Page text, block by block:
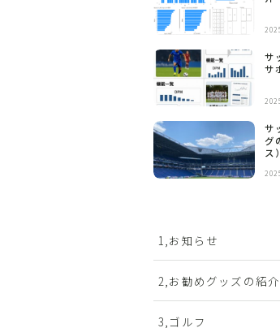
サ
サ
サ
グ
ス
1,お知らせ
2,お勧めグッズの紹
3,ゴルフ